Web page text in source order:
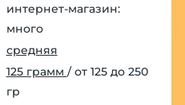
интернет-магазин:
много
средняя
125 грамм / от 125 до 250
гр